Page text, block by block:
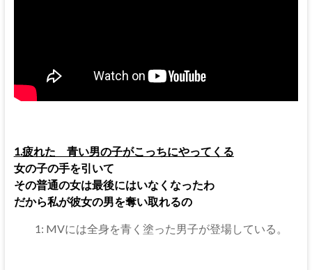
1.疲れた 青い男の子がこっちにやってくる
女の子の手を引いて
その普通の女は最後にはいなくなったわ
だから私が彼女の男を奪い取れるの
1: MVには全身を青く塗った男子が登場している。